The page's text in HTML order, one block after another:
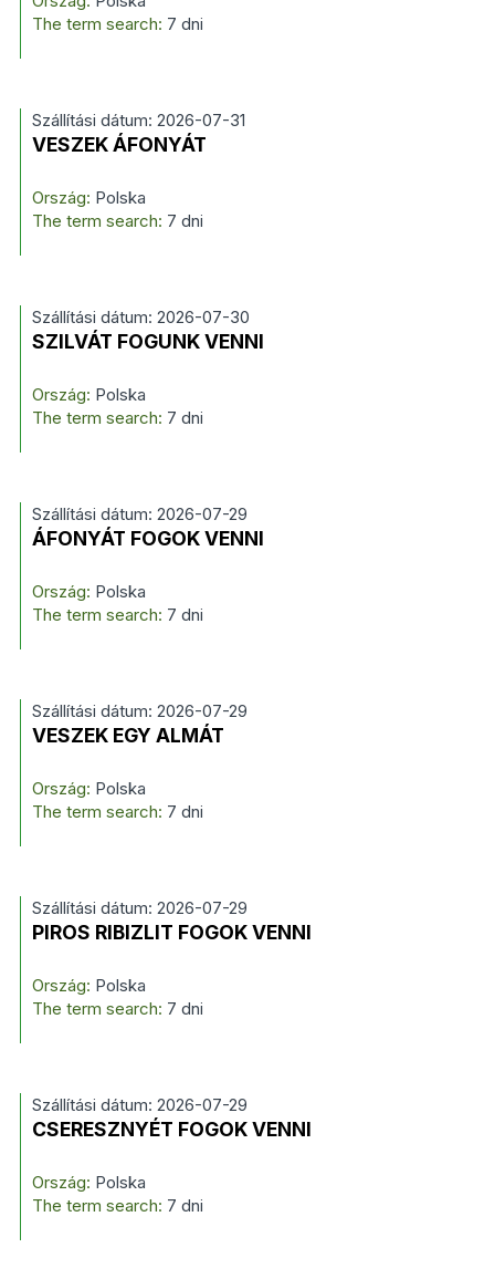
The term search: 7 dni
Szállítási dátum: 2026-07-31
VESZEK ÁFONYÁT
Ország: Polska
The term search: 7 dni
Szállítási dátum: 2026-07-30
SZILVÁT FOGUNK VENNI
Ország: Polska
The term search: 7 dni
Szállítási dátum: 2026-07-29
ÁFONYÁT FOGOK VENNI
Ország: Polska
The term search: 7 dni
Szállítási dátum: 2026-07-29
VESZEK EGY ALMÁT
Ország: Polska
The term search: 7 dni
Szállítási dátum: 2026-07-29
PIROS RIBIZLIT FOGOK VENNI
Ország: Polska
The term search: 7 dni
Szállítási dátum: 2026-07-29
CSERESZNYÉT FOGOK VENNI
Ország: Polska
The term search: 7 dni